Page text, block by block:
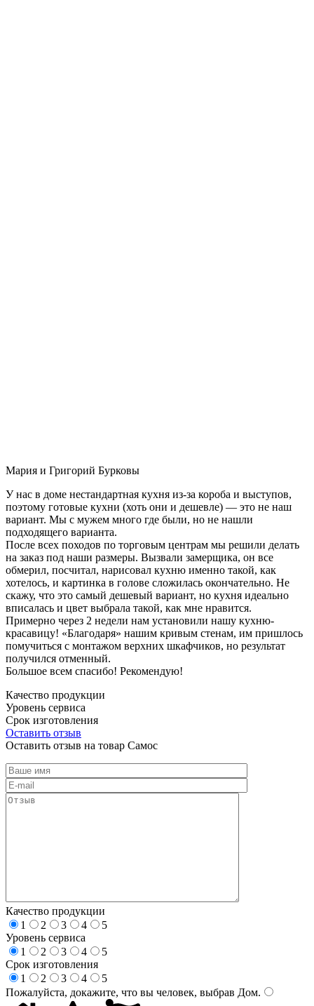
Мария и Григорий Бурковы
У нас в доме нестандартная кухня из-за короба и выступов,
поэтому готовые кухни (хоть они и дешевле) — это не наш
вариант. Мы с мужем много где были, но не нашли
подходящего варианта.
После всех походов по торговым центрам мы решили делать
на заказ под наши размеры. Вызвали замерщика, он все
обмерил, посчитал, нарисовал кухню именно такой, как
хотелось, и картинка в голове сложилась окончательно. Не
скажу, что это самый дешевый вариант, но кухня идеально
вписалась и цвет выбрала такой, как мне нравится.
Примерно через 2 недели нам установили нашу кухню-
красавицу! «Благодаря» нашим кривым стенам, им пришлось
помучиться с монтажом верхних шкафчиков, но результат
получился отменный.
Большое всем спасибо! Рекомендую!
Качество продукции
Уровень сервиса
Срок изготовления
Оставить отзыв
Оставить отзыв на товар Самос
Качество продукции
1
2 3 4
5
Уровень сервиса
1
2 3 4
5
Срок изготовления
1
2 3 4
5
Пожалуйста, докажите, что вы человек, выбрав Дом.